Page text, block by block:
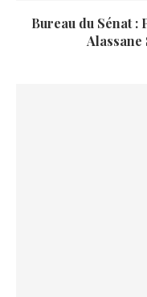
Bureau du Sénat :
Alassane